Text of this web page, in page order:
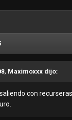
publicar aquí los
Maximoxxx dijo:
con